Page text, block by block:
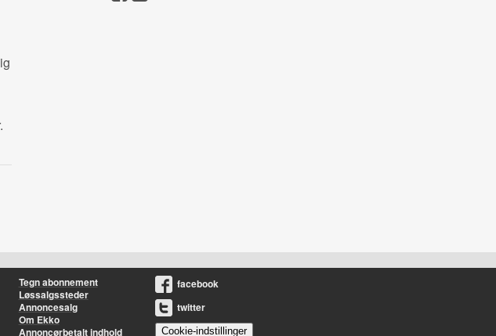
Tegn abonnement
Løssalgssteder
Annoncesalg
Om Ekko
Annoncørbetalt indhold
facebook
twitter
Cookie-indstillinger